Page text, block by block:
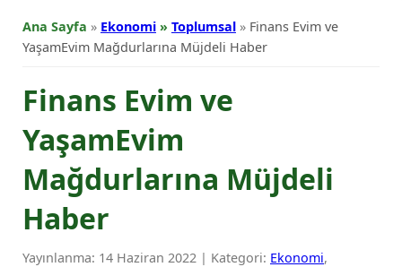
Ana Sayfa » Ekonomi » Toplumsal » Finans Evim ve
YaşamEvim Mağdurlarına Müjdeli Haber
Finans Evim ve
YaşamEvim
Mağdurlarına Müjdeli
Haber
Yayınlanma: 14 Haziran 2022 | Kategori: Ekonomi,